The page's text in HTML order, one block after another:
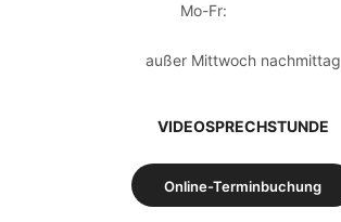
Mo-Fr:
außer Mittwoch nachmittag
VIDEOSPRECHSTUNDE
Online-Terminbuchung